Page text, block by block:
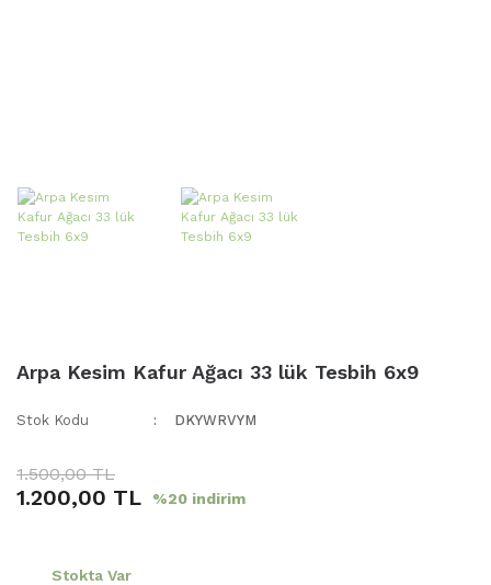
Arpa Kesim Kafur Ağacı 33 lük Tesbih 6x9
Stok Kodu DKYWRVYM
1.500,00 TL
1.200,00 TL %20 indirim
Stokta Var